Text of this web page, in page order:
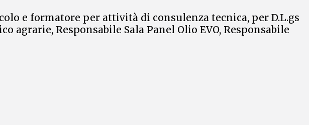
e formatore per attività di consulenza tecnica, per D.L.gs
agrarie, Responsabile Sala Panel Olio EVO, Responsabile